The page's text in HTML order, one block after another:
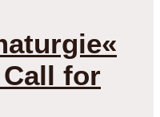
for